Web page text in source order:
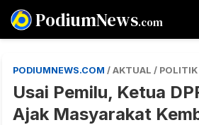
PodiumNews.com
PODIUMNEWS.COM / AKTUAL / POLITIK
Usai Pemilu, Ketua
Ajak Masyarakat